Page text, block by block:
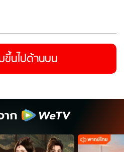
ขึ้นไปด้านบน
ก